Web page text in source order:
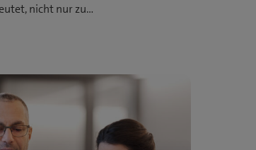
nicht nur zu…